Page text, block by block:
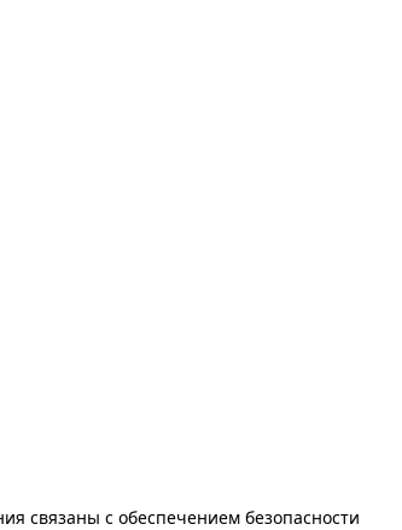
связаны с обеспечением безопасности